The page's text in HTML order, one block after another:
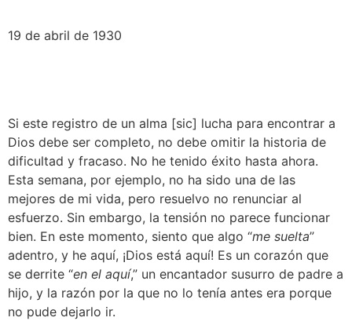
19 de abril de 1930
Si este registro de un alma [sic] lucha para encontrar a
Dios debe ser completo, no debe omitir la historia de
dificultad y fracaso. No he tenido éxito hasta ahora.
Esta semana, por ejemplo, no ha sido una de las
mejores de mi vida, pero resuelvo no renunciar al
esfuerzo. Sin embargo, la tensión no parece funcionar
bien. En este momento, siento que algo “me suelta”
adentro, y he aquí, ¡Dios está aquí! Es un corazón que
se derrite “en el aquí,” un encantador susurro de padre a
hijo, y la razón por la que no lo tenía antes era porque
no pude dejarlo ir.